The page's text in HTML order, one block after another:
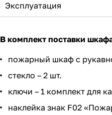
Эксплуатация
В комплект поставки
пожарный шкаф с
стекло – 2 шт.
ключи – 1 комплект для
наклейка знак F02